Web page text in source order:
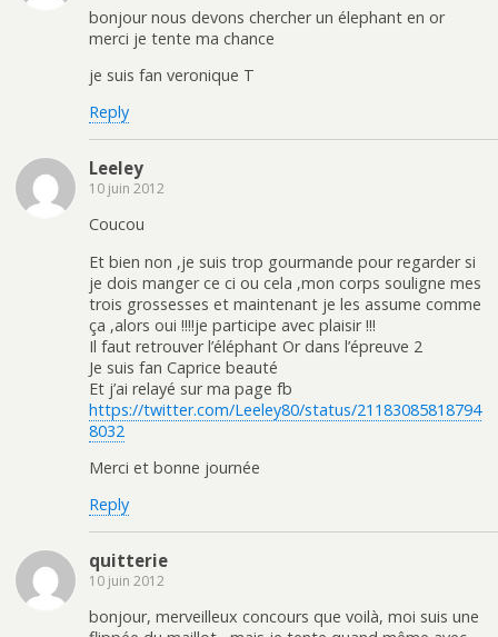
bonjour nous devons chercher un élephant en or
merci je tente ma chance
je suis fan veronique T
Reply
Leeley
10 juin 2012
Coucou
Et bien non ,je suis trop gourmande pour regarder si
je dois manger ce ci ou cela ,mon corps souligne mes
trois grossesses et maintenant je les assume comme
ça ,alors oui !!!!je participe avec plaisir !!!
Il faut retrouver l’éléphant Or dans l’épreuve 2
Je suis fan Caprice beauté
Et j’ai relayé sur ma page fb
https://twitter.com/Leeley80/status/21183085818794
8032
Merci et bonne journée
Reply
quitterie
10 juin 2012
bonjour, merveilleux concours que voilà, moi suis une